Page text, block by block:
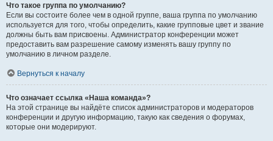
Что такое группа по умолчанию?
Если вы состоите более чем в одной группе, ваша группа по умолчанию
используется для того, чтобы определить, какие групповые цвет и звание
должны быть вам присвоены. Администратор конференции может
предоставить вам разрешение самому изменять вашу группу по
умолчанию в личном разделе.
Вернуться к началу
Что означает ссылка «Наша команда»?
На этой странице вы найдёте список администраторов и модераторов
конференции и другую информацию, такую как сведения о форумах,
которые они модерируют.